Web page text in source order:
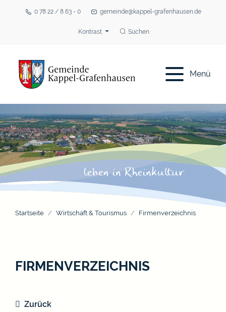
0 78 22 / 8 63 - 0 gemeinde@kappel-grafenhausen.de
Kontrast Suchen
Menü
Startseite Wirtschaft & Tourismus Firmenverzeichnis
FIRMENVERZEICHNIS
Zurück